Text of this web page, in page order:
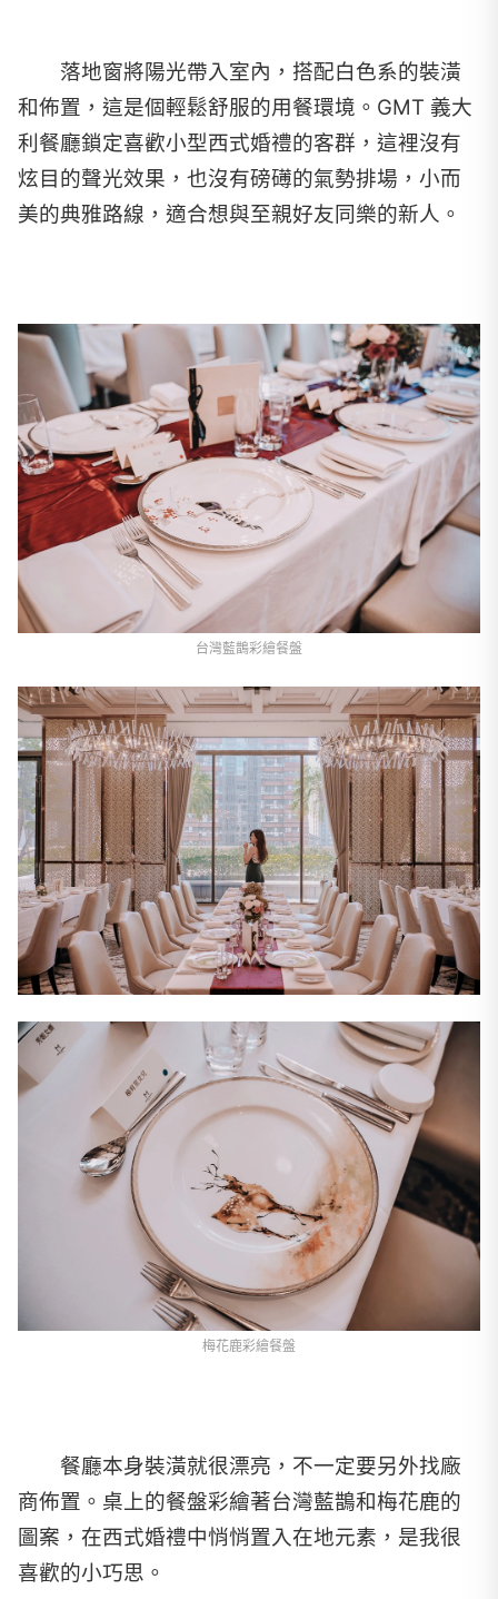
落地窗將陽光帶入室內，搭配白色系的裝潢
和佈置，這是個輕鬆舒服的用餐環境。GMT 義大
利餐廳鎖定喜歡小型西式婚禮的客群，這裡沒有
炫目的聲光效果，也沒有磅礡的氣勢排場，小而
美的典雅路線，適合想與至親好友同樂的新人。
台灣藍鵲彩繪餐盤
梅花鹿彩繪餐盤
餐廳本身裝潢就很漂亮，不一定要另外找廠
商佈置。桌上的餐盤彩繪著台灣藍鵲和梅花鹿的
圖案，在西式婚禮中悄悄置入在地元素，是我很
喜歡的小巧思。